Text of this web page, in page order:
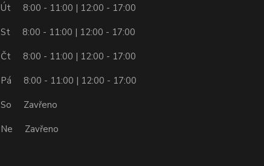
Út 8:00 - 11:00 | 12:00 - 17:00
St 8:00 - 11:00 | 12:00 - 17:00
Čt 8:00 - 11:00 | 12:00 - 17:00
Pá 8:00 - 11:00 | 12:00 - 17:00
So Zavřeno
Ne Zavřeno